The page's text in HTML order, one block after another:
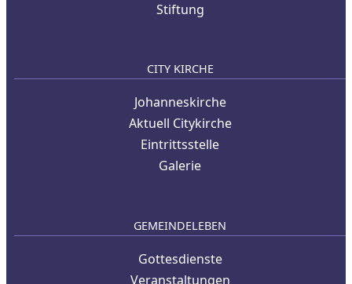
Stiftung
CITY KIRCHE
Johanneskirche
Aktuell Citykirche
Eintrittsstelle
Galerie
GEMEINDELEBEN
Gottesdienste
Veranstaltungen